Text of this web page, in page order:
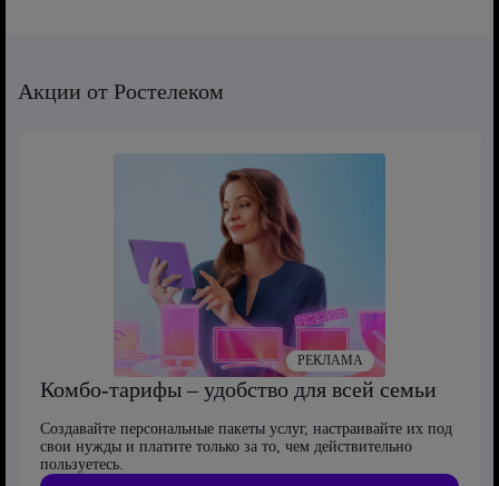
Акции от Ростелеком
Комбо-тарифы – удобство для всей семьи
Создавайте персональные пакеты услуг, настраивайте их под
свои нужды и платите только за то, чем действительно
пользуетесь.
РЕКЛАМА